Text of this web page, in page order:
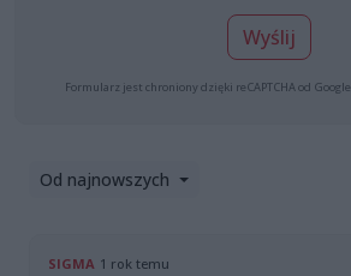
Wyślij
Formularz jest chroniony dzięki reCAPTCHA od Google:
Od najnowszych
SIGMA 1 rok temu